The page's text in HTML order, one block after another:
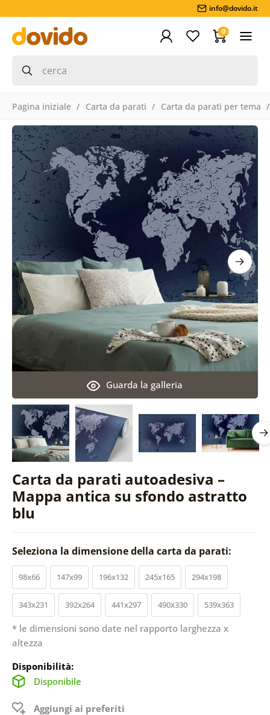
info@dovido.it
0
Pagina iniziale Carta da parati Carta da parati per tema
Carta da parati autoadesiva –
Mappa antica su sfondo astratto
blu
Guarda la galleria
Seleziona la dimensione della carta da parati:
98x66 147x99 196x132 245x165 294x198
343x231 392x264 441x297 490x330 539x363
* le dimensioni sono date nel rapporto larghezza x
altezza
Disponibilità:
Disponibile
Aggiungi ai preferiti